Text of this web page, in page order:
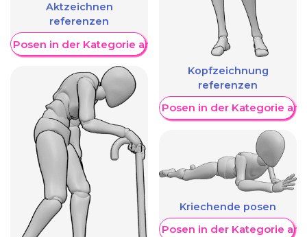
Aktzeichnen
referenzen
Posen in der Kategorie anzeigen
Kopfzeichnung
referenzen
Weitere Posen in der Kategorie
Kriechende posen
Weitere Posen in der Kategorie